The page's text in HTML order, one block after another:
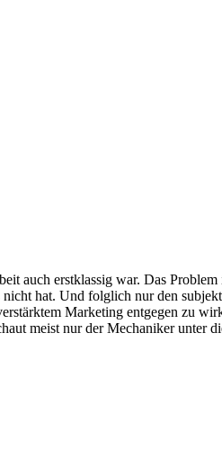
auch erstklassig war. Das
hat. Und folglich nur den
Marketing entgegen zu
meist nur der Mechaniker unter